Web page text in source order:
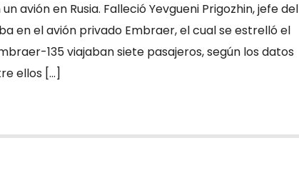
avión en Rusia. Falleció Yevgueni Prigozhin, jefe del
en el avión privado Embraer, el cual se estrelló el
135 viajaban siete pasajeros, según los datos
ellos […]